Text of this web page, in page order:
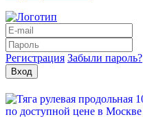
Регистрация Забыли пароль?